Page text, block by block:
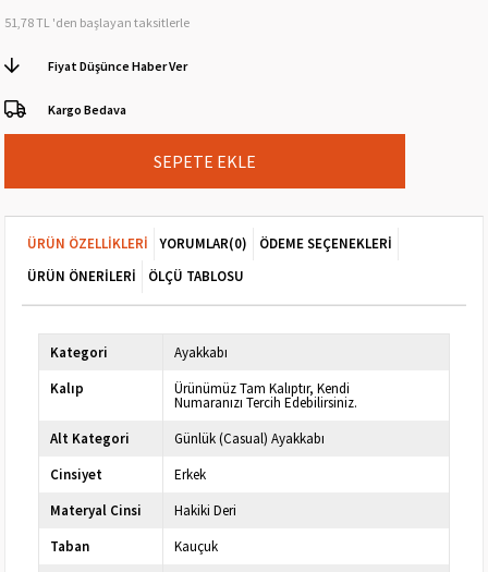
51,78 TL 'den başlayan taksitlerle
Fiyat Düşünce Haber Ver
Kargo Bedava
ÜRÜN ÖZELLIKLERI YORUMLAR(0)
ÖDEME SEÇENEKLERI
ÜRÜN ÖNERILERI
ÖLÇÜ TABLOSU
Kategori
Ayakkabı
Kalıp
Ürünümüz Tam Kalıptır, Kendi
Numaranızı Tercih Edebilirsiniz.
Alt Kategori
Günlük (Casual) Ayakkabı
Cinsiyet
Erkek
Materyal Cinsi
Hakiki Deri
Taban
Kauçuk